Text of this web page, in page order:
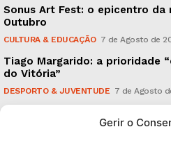
Gerir o
Sonus Art Fest: o epicentro da
Outubro
CULTURA & EDUCAÇÃO 7 de Agosto de
Tiago Margarido: a prioridade
do Vitória”
DESPORTO & JUVENTUDE 7 de Agosto
caudais e antecipa situações